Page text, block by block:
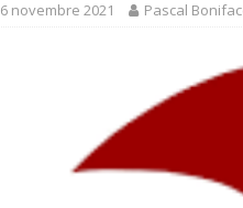
6 novembre 2021 Pascal